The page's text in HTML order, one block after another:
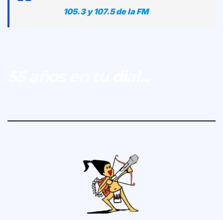
105.3 y 107.5 de la FM